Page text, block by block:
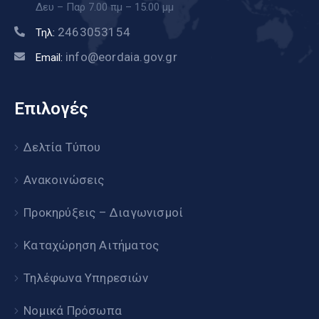
Δευ – Παρ 7.00 πμ – 15.00 μμ
Τηλ: 2463053154
Email: info@eordaia.gov.gr
Επιλογές
Δελτία Τύπου
Ανακοινώσεις
Προκηρύξεις – Διαγωνισμοί
Καταχώρηση Αιτήματος
Τηλέφωνα Υπηρεσιών
Νομικά Πρόσωπα